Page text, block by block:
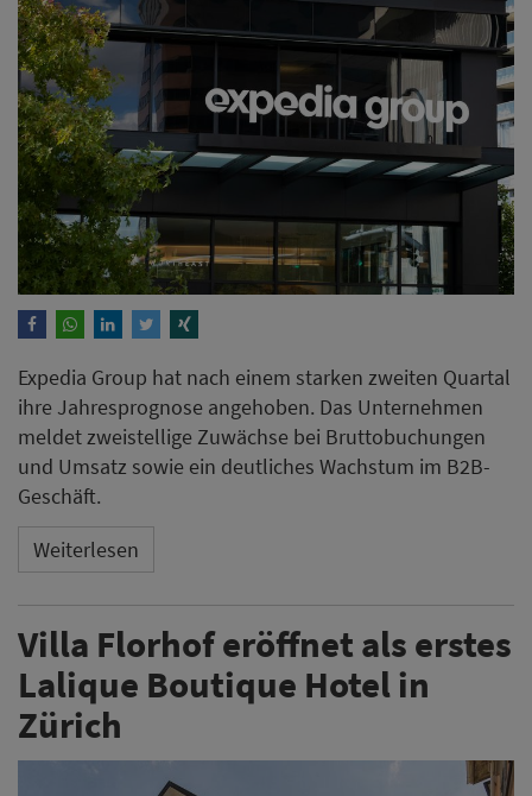
Expedia Group hat nach einem starken zweiten Quartal
ihre Jahresprognose angehoben. Das Unternehmen
meldet zweistellige Zuwächse bei Bruttobuchungen
und Umsatz sowie ein deutliches Wachstum im B2B-
Geschäft.
Weiterlesen
Villa Florhof eröffnet als erstes
Lalique Boutique Hotel in
Zürich